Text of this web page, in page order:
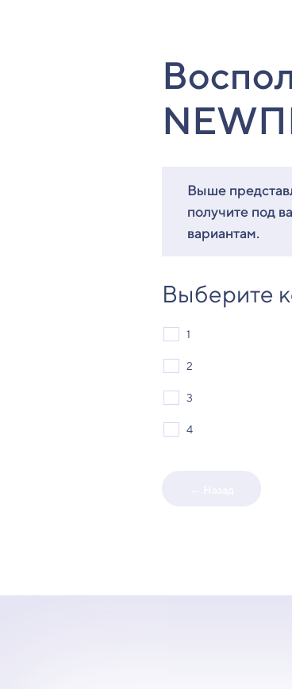
Выше
получите под
вариантам.
Выберите
1
2
3
4